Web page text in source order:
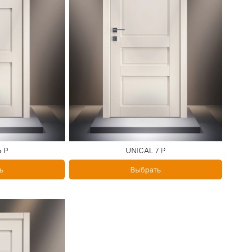
P
UNICAL 7 P
Выбрать